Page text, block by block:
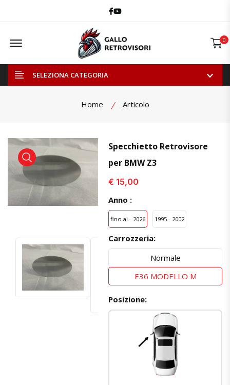
Facebook
Youtube
Offcanvas Menu Open 0
SELEZIONA CATEGORIA
Home Articolo
visualizza prodotto visualizza prodotto
Specchietto Retrovisore
per BMW Z3
€ 15,00
Anno :
fino al - 2026 1995 - 2002
Carrozzeria:
Normale
E36 MODELLO M
Posizione: